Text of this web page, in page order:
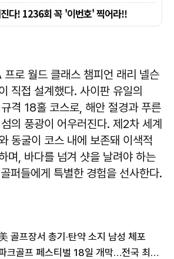
로 월드 클래스 챔피언 래리 넬슨
접 설계했다. 사이판 유일의
격 18홀 코스로, 해안 절경과 푸른
의 풍광이 어우러진다. 제2차 세계
동굴이 코스 내에 보존돼 이색적
며, 바다를 넘겨 샷을 날려야 하는
퍼들에게 특별한 경험을 선사한다.
골프장서 총기·탄약 소지 남성 체포
화천 산천어 전국 파크골프 페스티벌 18일 개막…전국 최대 3200명 출전